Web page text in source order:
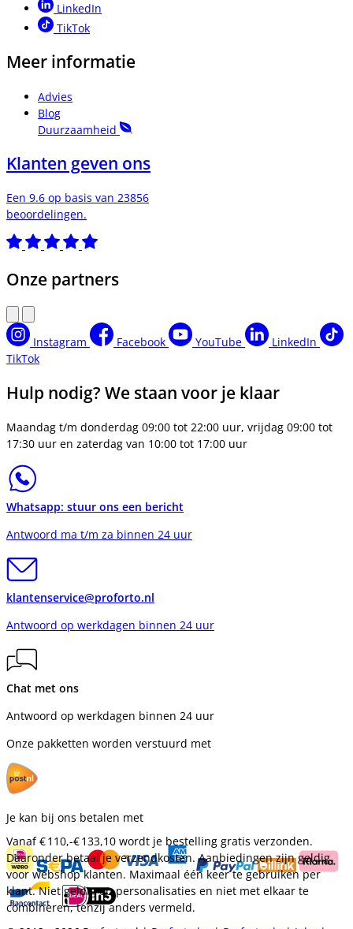
LinkedIn
TikTok
Meer informatie
Advies
Blog
Duurzaamheid
Klanten geven ons
Een 9.6 op basis van 23856
beoordelingen.
Onze partners
Instagram Facebook YouTube
LinkedIn
TikTok
Hulp nodig? We staan voor je klaar
Maandag t/m donderdag 09:00 tot 22:00 uur, vrijdag 09:00 tot
17:30 uur en zaterdag van 10:00 tot 17:00 uur
Whatsapp: stuur ons een bericht
Antwoord ma t/m za binnen 24 uur
klantenservice@proforto.nl
Antwoord op werkdagen binnen 24 uur
Chat met ons
Antwoord op werkdagen binnen 24 uur
Onze pakketten worden verstuurd met
Je kan bij ons betalen met
Vanaf€ 110,-€ 133,10 wordt je bestelling gratis verzonden.
Daaronder betaal je verzendkosten. Aanbiedingen zijn geldig
voor webshop klanten. Maximaal één keer te gebruiken per
klant. Niet geldig op personalisaties en niet met elkaar te
combineren, tenzij anders vermeld.